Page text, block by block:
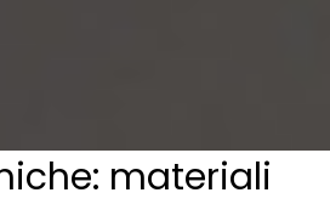
materiali